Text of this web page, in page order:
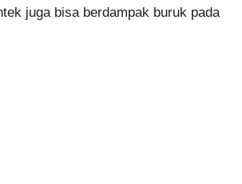
juga bisa berdampak buruk pada